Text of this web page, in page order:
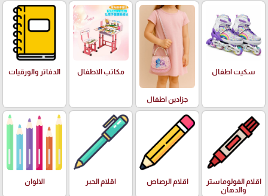
سكيت اطفال
جزادين اطفال
مكاتب الاطفال الدفاتر والورقيات
اقلام الفولوماستر
والدهان
اقلام الرصاص اقلام الحبر الالوان